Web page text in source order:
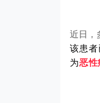
近日，
该患者
为恶性